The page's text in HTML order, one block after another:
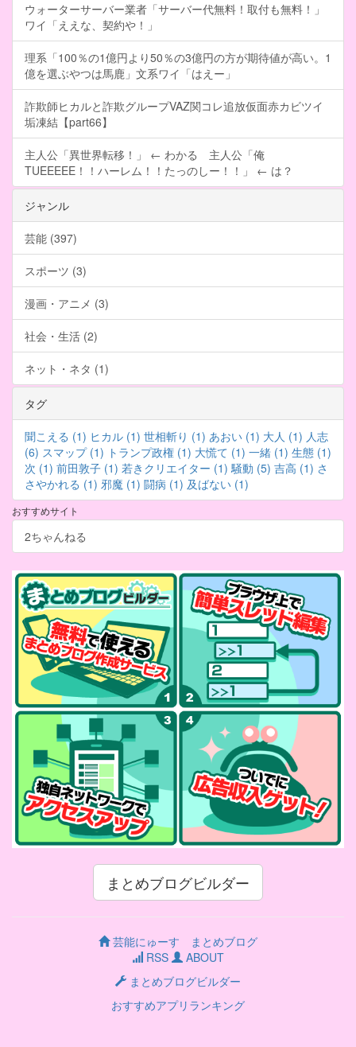
ウォーターサーバー業者「サーバー代無料！取付も無料！」
ワイ「ええな、契約や！」
理系「100％の1億円より50％の3億円の方が期待値が高い。1
億を選ぶやつは馬鹿」文系ワイ「はえー」
詐欺師ヒカルと詐欺グループVAZ関コレ追放仮面赤カビツイ
垢凍結【part66】
主人公「異世界転移！」 ← わかる 主人公「俺
TUEEEEE！！ハーレム！！たっのしー！！」 ← は？
ジャンル
芸能 (397)
スポーツ (3)
漫画・アニメ (3)
社会・生活 (2)
ネット・ネタ (1)
タグ
聞こえる (1) ヒカル (1) 世相斬り (1) あおい (1) 大人 (1) 人志
(6) スマップ (1) トランプ政権 (1) 大慌て (1) 一緒 (1) 生態 (1)
次 (1) 前田敦子 (1) 若きクリエイター (1) 騒動 (5) 吉高 (1) さ
さやかれる (1) 邪魔 (1) 闘病 (1) 及ばない (1)
おすすめサイト
2ちゃんねる
まとめブログビルダー
芸能にゅーす まとめブログ
RSS
ABOUT
まとめブログビルダー
おすすめアプリランキング